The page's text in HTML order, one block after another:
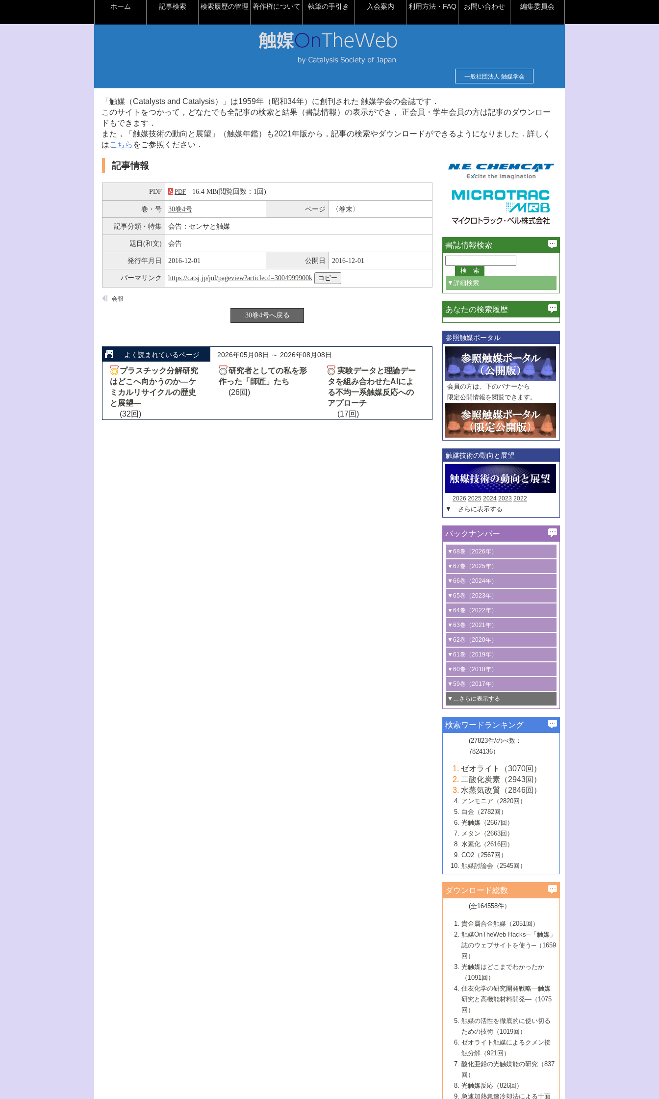
ホーム 記事検索 検索履歴の管理 著作権について 執筆の手引き 入会案内 利用方法・FAQ お問い合わせ 編集委員会
一般社団法人 触媒学会
「触媒（Catalysts and Catalysis）」は1959年（昭和34年）に創刊された 触媒学会の会誌です．
このサイトをつかって，どなたでも全記事の検索と結果（書誌情報）の表示ができ， 正会員・学生会員の方は記事のダウンロー
ドもできます．
また，「触媒技術の動向と展望」（触媒年鑑）も2021年版から，記事の検索やダウンロードができるようになりました．詳しく
はこちら をご参照ください．
記事情報
PDF PDF 16.4 MB(閲覧回数：1回)
巻・号 30巻4号 ページ 〈巻末〉
記事分類・特集 会告：センサと触媒
題目(和文) 会告
発行年月日 2016-12-01 公開日 2016-12-01
パーマリンク https://catsj.jp/jnl/pageview?articlecd=3004999900k
会報
30巻4号へ戻る
よく読まれているページ 2026年05月08日 ～ 2026年08月08日
プラスチック分解研究
はどこへ向かうのか―ケ
ミカルリサイクルの歴史
と展望―
(32回)
研究者としての私を形
作った「師匠」たち
(26回)
実験データと理論デー
タを組み合わせたAIによ
る不均一系触媒反応への
アプローチ
(17回)
書誌情報検索
▼詳細検索
必ず含む
巻・号指定
巻
号
範囲指定
巻
号～
巻
号
触媒年鑑
年度
記事種別
マーク：
マークあり
あなたの検索履歴
参照触媒ポータル
会員の方は、下のバナーから
限定公開情報を閲覧できます。
触媒技術の動向と展望
2026 2025 2024 2023 2022
▼…さらに表示する
バックナンバー
▼68巻（2026年）
1号 過酸化水素合成に関する研究動向
2号 コンピューター技術により加速する
触媒開発
3号 有機分子変換やCO 資源化のための
光触媒に関する最近の研究
B号 第137回触媒討論会（2026年）
▼67巻（2025年）
1号 CO
水素化によるグリーン燃料/グリ
ーンケミカル製造
2号 水素製造のための水分解技術に関す
る最近の研究
3号 オレフィン系樹脂の精密合成に関す
る最新技術
4号 アルコール類の効率的変換を実現す
る非貴金属触媒の研究動向
5号 ゼオライトの合成と応用における研
究動向
6号 ヘテロ接合界面
B号 第135回触媒討論会（2025年）
▼66巻（2024年）
1号 低次元ナノ構造を有する触媒材料
2号 規制反応場を活用した固体触媒研究
の新展開
3号 未踏分子変換を目指した酸化触媒プ
ロセスの最前線
4号 シンクロトロン放射光および中性子
線を利用した触媒解析技術の最先端
5号 単原子触媒
6号 参照触媒委員会からのお知らせ
B号 第133回触媒討論会（2023年）
▼65巻（2023年）
1号 炭素が関わる触媒機能
2号 プラスチックケミカルリサイクルの
ための触媒技術
3号 非酸化物系金属化合物を基盤とした
触媒材料の開発
4号 格子酸素・格子酸素欠陥を利用した
触媒反応
5号 生体触媒によるエネルギー変換反応
6号 窒素とリンの循環のための触媒・機
能性材料
▼64巻（2022年）
1号 合成ガス製造とCOを用いるケミカル
ズ合成の最新動向
2号 化学品合成のための合金触媒開発
3号 CO の排出削減および有効活用のた
めの触媒技術
4号 若手による情報発信企画～とびたて
若き触媒の研究者たち～（1）
若き触媒の研究者たち～（2）
6号 石油のノーブル・ユースを志向した
触媒技術
大学：オンライン・対面開催）
▼63巻（2021年）
1号 金触媒の新展開
2号 ペロブスカイト
3号 特殊反応場を利用した触媒的分子変
換反応
4号 多孔質材料を用いた触媒の新展開
5号 情報学的手法を用いた触媒開発
6号 カーボンニュートラルに向けた電解
技術
B号 第127回触媒討論会（2021年・オン
ライン開催(Zoom)のみ）
▼62巻（2020年）
1号 触媒設計を拓く欠陥構造のキャラク
タリゼーション
2号 機能化学品製造に資するクリーンな
触媒的酸化反応
3号 水処理のための触媒化学
4号 光触媒を用いた水分解の最新の研究
動向
5号 次世代の触媒プロセスを支えるマイ
6号 メタン転換技術の最新動向
B号 第125回触媒討論会（2020年・工学
院大学）
▼61巻（2019年）
1号 物質移動制御に着目した触媒プロセ
ス開発
2号 CO2 フリー水素サプライチェーンに
関わる触媒開発動向
3号 精密高分子合成に関する最近の研究
動向
4号 バイオマス化成品製造のための触媒
5号 固体触媒による含窒素有機化合物変
換の最前線
6号 貴金属使用量低減に向けた自動車排
ガス浄化触媒の開発
B号 第123回触媒討論会（2019年・大阪
▼60巻（2018年）
1号 固体酸触媒の最新の研究動向
2号 二酸化炭素からの有用化学品合成
3号 ナノ粒子・クラスター触媒の最前線
4号 60周年記念企画
5号 進化するゼオライト合成技術
6号 非貴金属系触媒における電気化学的
B号 第121回触媒討論会（2018年・東京
大学）
▼59巻（2017年）
1号 いたるところに，触媒
最先端技術
3号 無機分離膜材料の開発と触媒反応プ
ロセスへの適用
5号 水素のふるまいを解き明かす最先端
研究
6号 低級アルカンの有効利用のための触
媒技術
B号 第119回触媒討論会（2017年・首都
大学東京）
▼…さらに表示する
1号 ユニークな構造の高分子を生み出す触
2号 リグニンからの化成品製造に向けた触
媒技術
3号 触媒研究の最先端～とびたて若き研究
者たち～（1）
4号 触媒研究の最先端～とびたて若き研究
者たち～（2）
5号 触媒研究の最先端～とびたて若き研究
者たち～（3）
6号 イオニクス材料と燃料電池・電解合成
の最新の研究動向
B号 第117回触媒討論会（2016年・大阪府
立大学）
▼57巻（2015年）
1号 水素キャリアにかかわる触媒技術の新
2号 石油精製用触媒の最近の進展
3号 固体酸化物形燃料電池（SOFC）におけ
るアノード触媒上での燃料直接改質技術
4号 コアシェル構造の制御による触媒機能
5号 工業触媒およびその周辺技術の最近の
進歩
6号 ナノシート
B号 第115回触媒討論会（2015年・成蹊大
▼56巻（2014年）
2号 光触媒反応機構に関する最新の研究動
向
開発動向
4号 人工光合成に向けた近年のアプローチ
5号 未利用熱エネルギーの有効活用に貢献
する触媒技術
6号 ポリオキソメタレート
B号 第113回触媒討論会（2014年・ロワジ
ールホテル豊橋）
1号 高耐久性燃料電池システム用触媒にお
ける新展開
2号 リビングラジカル重合の最近の動向
3号 天然ガスの化学工業的展開に関する触
媒技術
4号 貴金属触媒の精密構造制御とその活用
5号 バイオマス化成品製造のための固体触
6号 ナノ空間─吸着状態解析から新機能開拓
B号 第111回触媒討論会（2013年・関西大
▼54巻（2012年）
1号 規則性多孔体の利用技術における最近
の進歩
2号 第109回触媒討論会
3号 貴金属低減技術の最新動向
4号 貴金属代替技術の最新動向
5号 光触媒による物質変換反応の新展開
6号 グラフェン
7号 水素を利用する化成品合成の新潮流
▼53巻（2011年）
1号 金属学から見る合金触媒の新展開
2号 第107回触媒討論会
3号 触媒のその場観察法の進歩（１）
4号 触媒のその場観察法の進歩（２）
5号 不活性結合の触媒的活性化による有機
合成
6号 新しい固体酸触媒技術
7号 ゼオライト合成における最近の進歩
▼52巻（2010年）
1号 触媒の劣化対策と長寿命触媒開発
2号 第105回触媒討論会
3号 ナノ構造が拓く新機能
4号 活性サイトおよびその環境の精密な設
計による触媒の高機能化
5号 触媒を有効に使うための技術
7号 有機分子触媒による精密有機合成
8号 高機能化ポリオレフィンに向けた重合
触媒の最近の進展
1号 炭素材料－熱い注目を集める材料－
2号 第103回触媒討論会
3号 環境浄化用光触媒の現状と課題
4号 水素社会の実現に向けた水素製造・貯
蔵技術の進歩
5号 CO2が関わる触媒・材料
7号 持続可能社会実現のための触媒および
触媒関連技術
▼50巻（2008年）
1号 触媒化学と学会のこの10年，半世紀，
そして未来
2号 第101回触媒討論会
4号 錯体を利用したユニークな表面構造の
構築と機能
5号 若手会員による触媒研究の未来展望1：
企業編
6号 第102回触媒討論会
7号 触媒・化学反応における計算化学の進
8号 若手研究者による触媒研究の未来展望
2：大学・研究所編
▼49巻（2007年）
1号 含フッ素化合物の合成と触媒
2号 第99回触媒討論会
3号 実用的ファインケミカル合成プロセス
を実現する触媒
5号 こんな物質，あんな物質―新たな触媒
の可能性―
7号 『結晶の化学』を活かした触媒研究
8号 イオン液体の応用
▼48巻（2006年）
1号 固体酸触媒の最近の進歩
2号 第97回触媒討論会
3号 リビング重合触媒の最近の展開
5号 水素製造・貯蔵のための触媒技術の新
しい展開
6号 第98回触媒討論会
7号 基礎化学品製造の触媒技術
8号 多機能型リアクター
1号 最近の触媒担体とその効果
2号 第95回触媒討論会
4号 水分解用光触媒材料
5号 時間分解分光の進歩と応用
6号 第96回触媒討論会
8号 超臨界流体を用いた化学プロセスの新
▼46巻（2004年）
1号 部分酸化反応触媒の最前線
2号 第93回触媒討論会
3号 特殊エネルギー場の触媒反応
4号 生体内における金属の触媒作用
5号 ファインケミカルズの展開に寄与する
6号 第94回触媒討論会
7号 サブナノレベルでみた新しい表面現象
8号 オレフィン重合触媒の新たな展
▼45巻（2003年）
1号 なぜこの触媒が良いのか？
2号 第91回触媒討論会
3号 最近の自動車排ガス処理技術
4号 触媒研究の現状と将来─第90回触媒討論
5号 基礎化学品製造の触媒技術
6号 第92回触媒討論会
7号 基礎化学品製造の触媒技術
8号 資源の循環と触媒技術
▼44巻（2002年）
1号 高次制御された触媒の化学
2号 第89回触媒討論会
3号 触媒を利用した電気化学の新展開
4号 ナノ材料の調製と機能化
5号 こんな触媒が欲しい
6号 第90回触媒討論会
7号 触媒研究と学術雑誌/情報
8号 若い世代からみた触媒化学の現状と未
▼43巻（2001年）
1号 グリーンケミストリーと触媒
2号 第87回触媒討論会特集号
3号 生体触媒とバイオプロセス
4号 水素製造・利用の触媒化学
5号 触媒研究における新しい切り口：コン
ビナトリアルケミストリー
6号 第88回触媒討論会特集号
7号 企業における触媒研究のブレークスル
8号 この材料を触媒として使ってみません
▼42巻（2000年）
1号 触媒反応工学の明日を拓く
2号 第85回触媒討論会
3号 反応ダイナミクス
5号 触媒のおもしろさをどのように伝える
6号 第86回触媒討論会
7号 水素化精製触媒の新しい展開
8号 新しい反応性と機能性を目指した金属
クラスタ-化学
▼41巻（1999年）
1号 孔、穴、あな?-特異な空間とその利用-
2号 第83回触媒討論会
3号 均一系触媒反応最前線
4号 実用炭素材料の新展開
5号 研究の方法論を考える
7号 機能性金属材料と触媒
8号 触媒研究へのNMRの応用と展望
▼40巻（1998年）
進展と21世紀への提言/創立40周年記念・触
媒学会この10年の歩みとこれから/創立40周
2号 第81回触媒討論会
3号 計算機触媒化学へのさそい
4号 触媒劣化の制御と予測
5号 最新の実用プロセスと触媒
6号 第82回触媒討論会
1号 均一系と不均一系触媒反応-その特徴と
接点
2号 第79回触媒討論会
3号 最新NO除去触媒の実用化研究
4号 新しい反応場を目指した触媒調製
5号 反応・分離技術の新しい展開
6号 第80回触媒討論会
▼38巻（1996年）
1号 触媒の構造と触媒作用/C1化学を中心と
する21世紀への触媒
3号 オリンピックメダル:金・銀・銅はどん
な触媒作用を示すか
4号 触媒作用における機能の複合化
▼37巻（1995年）
1号 ファインケミカルズと固体触媒
2号 第75回触媒討論会
3号 希土類を利用した触媒
4号 触媒とリサイクル
5号 エネルギー変換触媒
▼36巻（1994年）
1号 電気化学と触媒
2号 第73回触媒討論会
3号 C4化学の展開
4号 《通常号》
▼35巻（1993年）
1号 工業触媒開発マニュアル―探索から工
業化まで
2号 第71回触媒討論会
▼34巻（1992年）
1号 インパクトを与えたこの研究
2号 第69回触媒討論会
▼33巻（1991年）
1号 触媒プロセス開発マニュアル―探索か
▼32巻（1990年）
検索ワードランキング
(27823件/のべ数：
7824136）
ゼオライト（3070回）
二酸化炭素（2943回）
水蒸気改質（2846回）
アンモニア（2820回）
白金（2782回）
光触媒（2667回）
メタン（2663回）
水素化（2616回）
CO2（2567回）
触媒討論会（2545回）
ダウンロード総数
(全164558件）
貴金属合金触媒（2051回）
触媒OnTheWeb Hacks─「触媒」
誌のウェブサイトを使う─（1659
回）
光触媒はどこまでわかったか
（1091回）
住友化学の研究開発戦略―触媒
研究と高機能材料開発―（1075
回）
触媒の活性を徹底的に使い切る
ための技術（1019回）
ゼオライト触媒によるクメン接
触分解（921回）
酸化亜鉛の光触媒能の研究（837
回）
光触媒反応（826回）
急速加熱急速冷却法による十面